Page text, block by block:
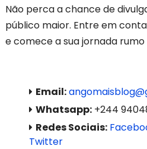
Não perca a chance de
público maior. Entre em
e comece a sua jornada
Email:
Whatsapp: +244
Redes Sociais:
Twitter